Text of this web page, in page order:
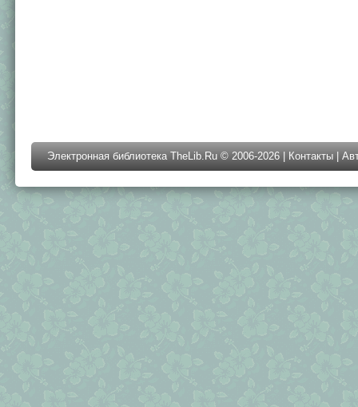
Электронная библиотека TheLib.Ru © 2006-2026 | Контакты |